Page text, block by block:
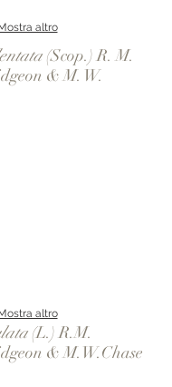
altro
(Scop.) R. M.
& M. W.
altro
(L.) R.M.
& M.W.Chase